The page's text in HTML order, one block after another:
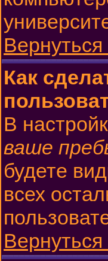
Как
В
ваше
будете
всех